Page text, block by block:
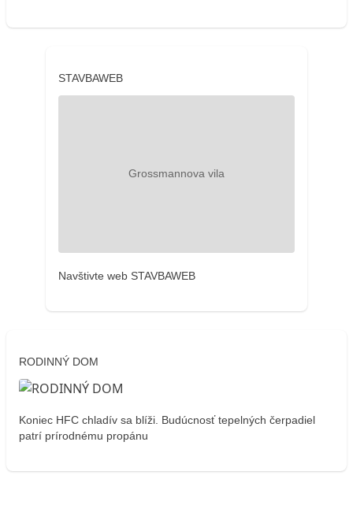
STAVBAWEB
Navštivte web STAVBAWEB
RODINNÝ DOM
Koniec HFC chladív sa blíži. Budúcnosť tepelných čerpadiel
patrí prírodnému propánu